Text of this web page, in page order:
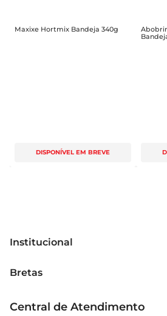
Maxixe Hortmix Bandeja 340g
DISPONÍVEL EM BREVE
Institucional
Grupo Cencosud
Sobre privacidade
Bretas
Produtos Bretas
Central de Atendimento